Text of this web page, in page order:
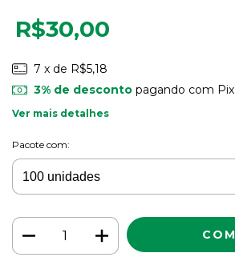
R$30,00
7 x de R$5,18
3% de descontopagando com Pix
Ver mais detalhes
Pacote com: